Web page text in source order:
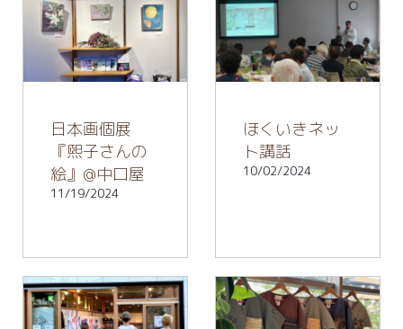
日本画個展
『煕子さんの
絵』@中口屋
11/19/2024
ほくいきネッ
ト講話
10/02/2024